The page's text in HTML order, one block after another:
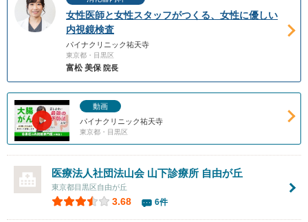
女性医師と女性スタッフがつくる、女性に優しい
内視鏡検査
パイナクリニック祐天寺
東京都・目黒区
富松 美保 院長
動画
パイナクリニック祐天寺
東京都・目黒区
医療法人社団法山会 山下診療所 自由が丘
東京都目黒区自由が丘
3.68 6件